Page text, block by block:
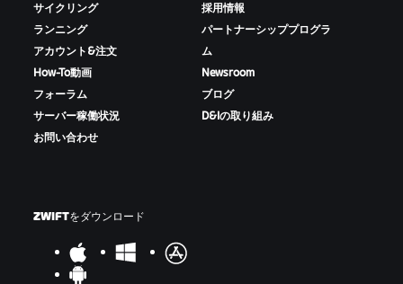
サイクリング
ランニング
アカウント&注文
How-To動画
フォーラム
サーバー稼働状況
お問い合わせ
採用情報
パートナーシッププログラ
ム
Newsroom
ブログ
D&Iの取り組み
ZWIFTをダウンロード